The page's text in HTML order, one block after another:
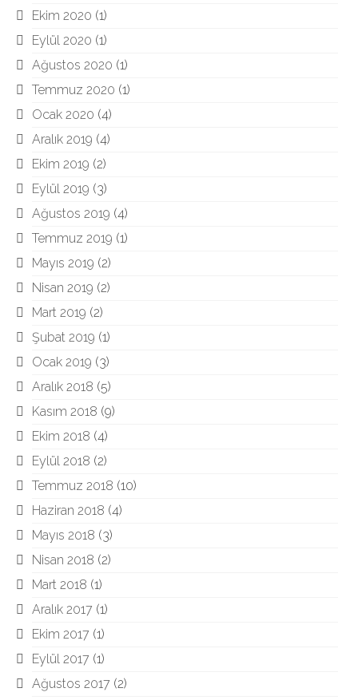
Ekim 2020 (1)
Eylül 2020 (1)
Ağustos 2020 (1)
Temmuz 2020 (1)
Ocak 2020 (4)
Aralık 2019 (4)
Ekim 2019 (2)
Eylül 2019 (3)
Ağustos 2019 (4)
Temmuz 2019 (1)
Mayıs 2019 (2)
Nisan 2019 (2)
Mart 2019 (2)
Şubat 2019 (1)
Ocak 2019 (3)
Aralık 2018 (5)
Kasım 2018 (9)
Ekim 2018 (4)
Eylül 2018 (2)
Temmuz 2018 (10)
Haziran 2018 (4)
Mayıs 2018 (3)
Nisan 2018 (2)
Mart 2018 (1)
Aralık 2017 (1)
Ekim 2017 (1)
Eylül 2017 (1)
Ağustos 2017 (2)